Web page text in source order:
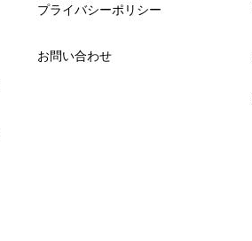
プライバシーポリシー
お問い合わせ